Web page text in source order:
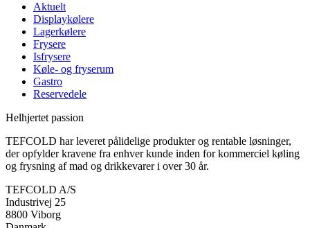
Aktuelt
Displaykølere
Lagerkølere
Frysere
Isfrysere
Køle- og fryserum
Gastro
Reservedele
Helhjertet passion
TEFCOLD har leveret pålidelige produkter og rentable løsninger,
der opfylder kravene fra enhver kunde inden for kommerciel køling
og frysning af mad og drikkevarer i over 30 år.
TEFCOLD A/S
Industrivej 25
8800 Viborg